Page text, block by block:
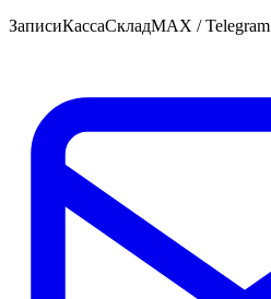
ЗаписиКассаСкладMAX / Telegram